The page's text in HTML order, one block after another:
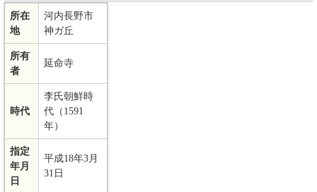
所在
地
河内長野市
神ガ丘
所有
者
延命寺
時代
李氏朝鮮時
代（1591
年）
指定
年月
日
平成18年3月
31日